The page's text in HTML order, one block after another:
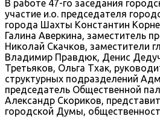
В работе 47-го заседания
участие и.о. председателя
города Шахты Константин
Галина Аверкина, заместитель
Николай Скачков, заместители
Владимир Правдюк, Денис
Третьяков, Ольга Тхак,
структурных подразделений
председатель Общественной
Александр Скориков,
городской Думы,